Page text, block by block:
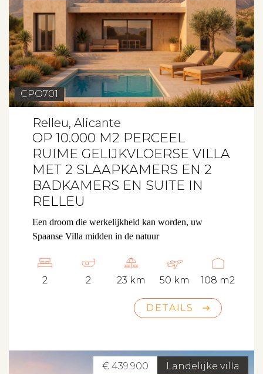
CPO701
Relleu, Alicante
OP 10.000 M2 PERCEEL
RUIME GELIJKVLOERSE VILLA
MET 2 SLAAPKAMERS EN 2
BADKAMERS EN SUITE IN
RELLEU
Een droom die werkelijkheid kan worden, uw
Spaanse Villa midden in de natuur
2 2 23 km 50 km 108 m2
DETAILS
Landelijke villa
€ 439.900